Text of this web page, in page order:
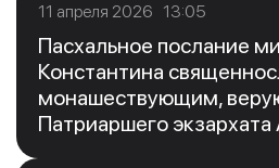
11 апреля 2026 13:05
Пасхальное послание
Константина
монашествующим,
Патриаршего